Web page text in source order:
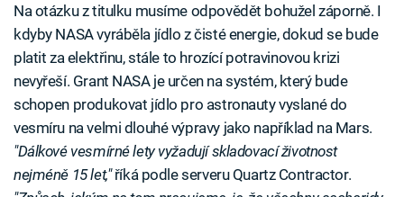
Na otázku z titulku musíme odpovědět bohužel záporně. I
kdyby NASA vyráběla jídlo z čisté energie, dokud se bude
platit za elektřinu, stále to hrozící potravinovou krizi
nevyřeší. Grant NASA je určen na systém, který bude
schopen produkovat jídlo pro astronauty vyslané do
vesmíru na velmi dlouhé výpravy jako například na Mars.
"Dálkové vesmírné lety vyžadují skladovací životnost
nejméně 15 let,"říká podle serveru Quartz Contractor.